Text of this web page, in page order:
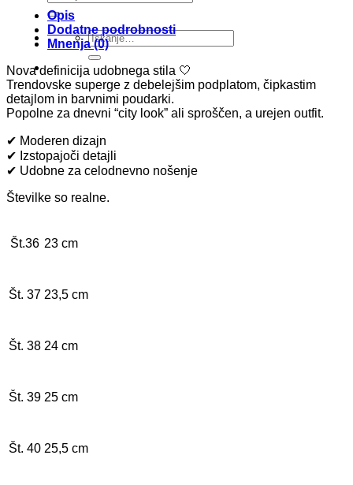
Išči:
Opis
Dodatne podrobnosti
Mnenja (0)
Nova definicija udobnega stila 🤍
Trendovske superge z debelejšim podplatom, čipkastim
detajlom in barvnimi poudarki.
Popolne za dnevni “city look” ali sproščen, a urejen outfit.
✔ Moderen dizajn
✔ Izstopajoči detajli
✔ Udobne za celodnevno nošenje
Številke so realne.
Št.36 23 cm
Št. 37 23,5 cm
Št. 38 24 cm
Št. 39 25 cm
Št. 40 25,5 cm